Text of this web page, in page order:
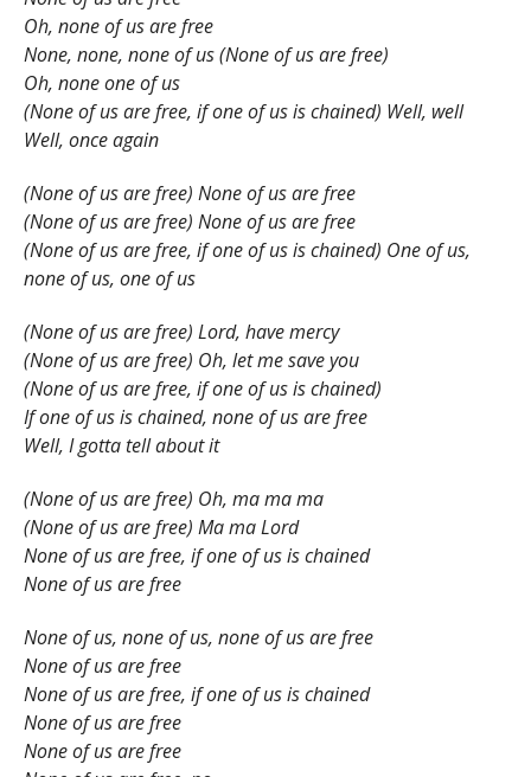
Oh, none of us are free
None, none, none of us (None of us are free)
Oh, none one of us
(None of us are free, if one of us is chained) Well, well
Well, once again
(None of us are free) None of us are free
(None of us are free) None of us are free
(None of us are free, if one of us is chained) One of us,
none of us, one of us
(None of us are free) Lord, have mercy
(None of us are free) Oh, let me save you
(None of us are free, if one of us is chained)
If one of us is chained, none of us are free
Well, I gotta tell about it
(None of us are free) Oh, ma ma ma
(None of us are free) Ma ma Lord
None of us are free, if one of us is chained
None of us are free
None of us, none of us, none of us are free
None of us are free
None of us are free, if one of us is chained
None of us are free
None of us are free